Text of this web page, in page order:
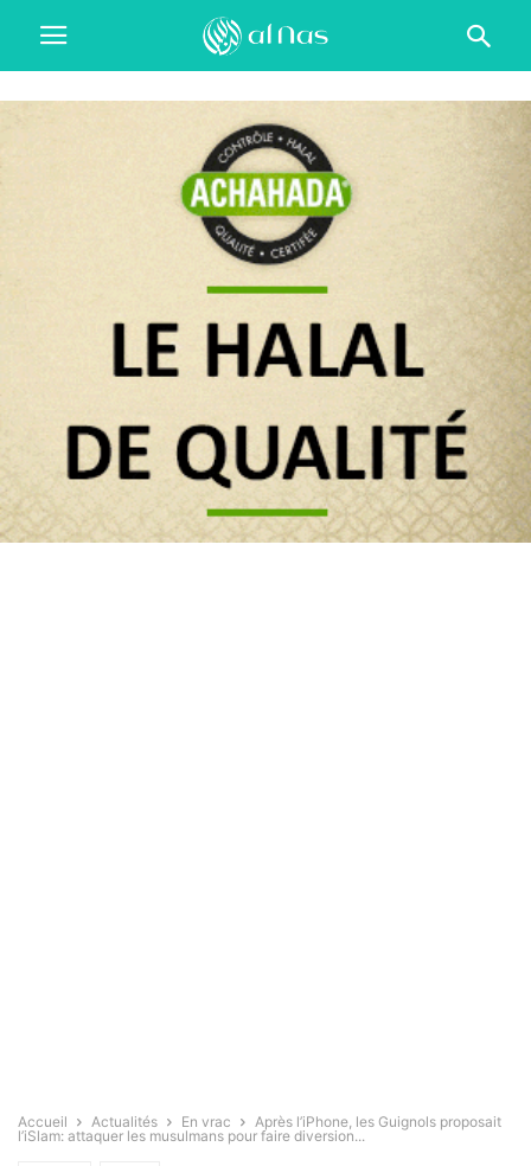
Accueil Actualités En vrac
Après l’iPhone, les Guignols proposait
l’iSlam: attaquer les musulmans pour faire diversion...